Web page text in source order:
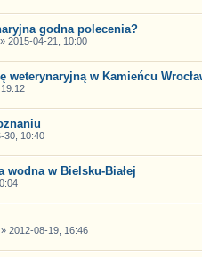
godna polecenia?
» 2015-04-21, 10:00
weterynaryjną w Kamieńcu
30, 10:40
wodna w Bielsku-Białej
2012-08-19, 16:46